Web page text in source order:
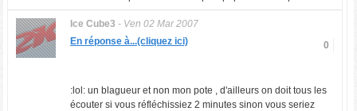
Ice Cube3 - Ven 02 Mar 2007
0
En réponse à...(cliquez ici)
:lol: un blagueur et non mon pote , d'ailleurs on doit tous les
écouter si vous réfléchissiez 2 minutes sinon vous seriez